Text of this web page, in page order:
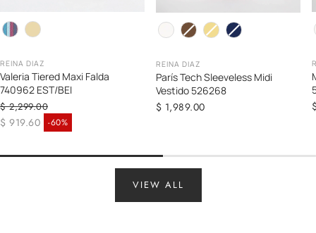
Color
REINA DIAZ
Valeria Tiered Maxi Falda
740962 EST/BEI
$ 919.60 -60%
Sale price
Regular price
$ 2,299.00
Color
REINA DIAZ
París Tech Sleeveless Midi
Vestido 526268
Regular
$ 1,989.00
VIEW ALL